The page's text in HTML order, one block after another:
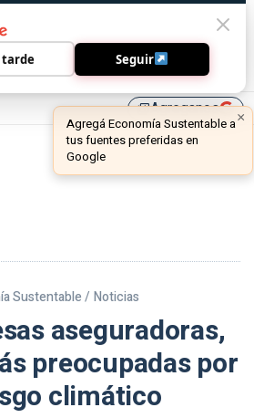
library_addAgreganos
Sustentable / Noticias
aseguradoras,
preocupadas por
climático
tarde Seguir